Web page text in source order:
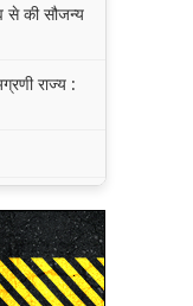
से की सौजन्य
राज्य :
को अधिक
गठित